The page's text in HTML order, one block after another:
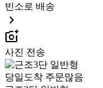
빈소로 배송
chevron_right
add_a_photo
사진 전송
당일도착 주문많음